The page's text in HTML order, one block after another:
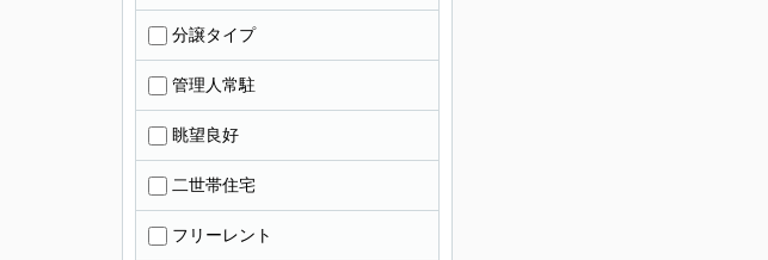
分譲タイプ
管理人常駐
眺望良好
二世帯住宅
フリーレント